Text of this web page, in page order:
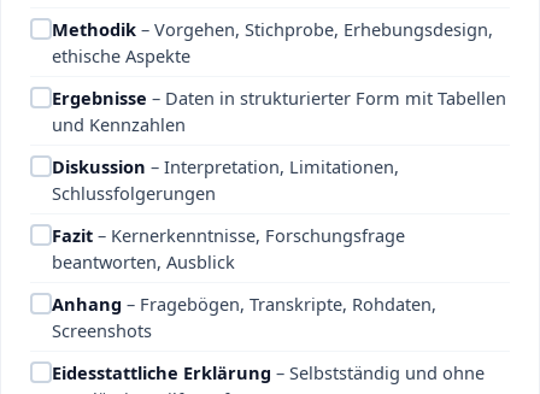
Methodik – Vorgehen, Stichprobe, Erhebungsdesign,
ethische Aspekte
Ergebnisse – Daten in strukturierter Form mit Tabellen
und Kennzahlen
Diskussion – Interpretation, Limitationen,
Schlussfolgerungen
Fazit – Kernerkenntnisse, Forschungsfrage
beantworten, Ausblick
Anhang – Fragebögen, Transkripte, Rohdaten,
Screenshots
Eidesstattliche Erklärung – Selbstständig und ohne